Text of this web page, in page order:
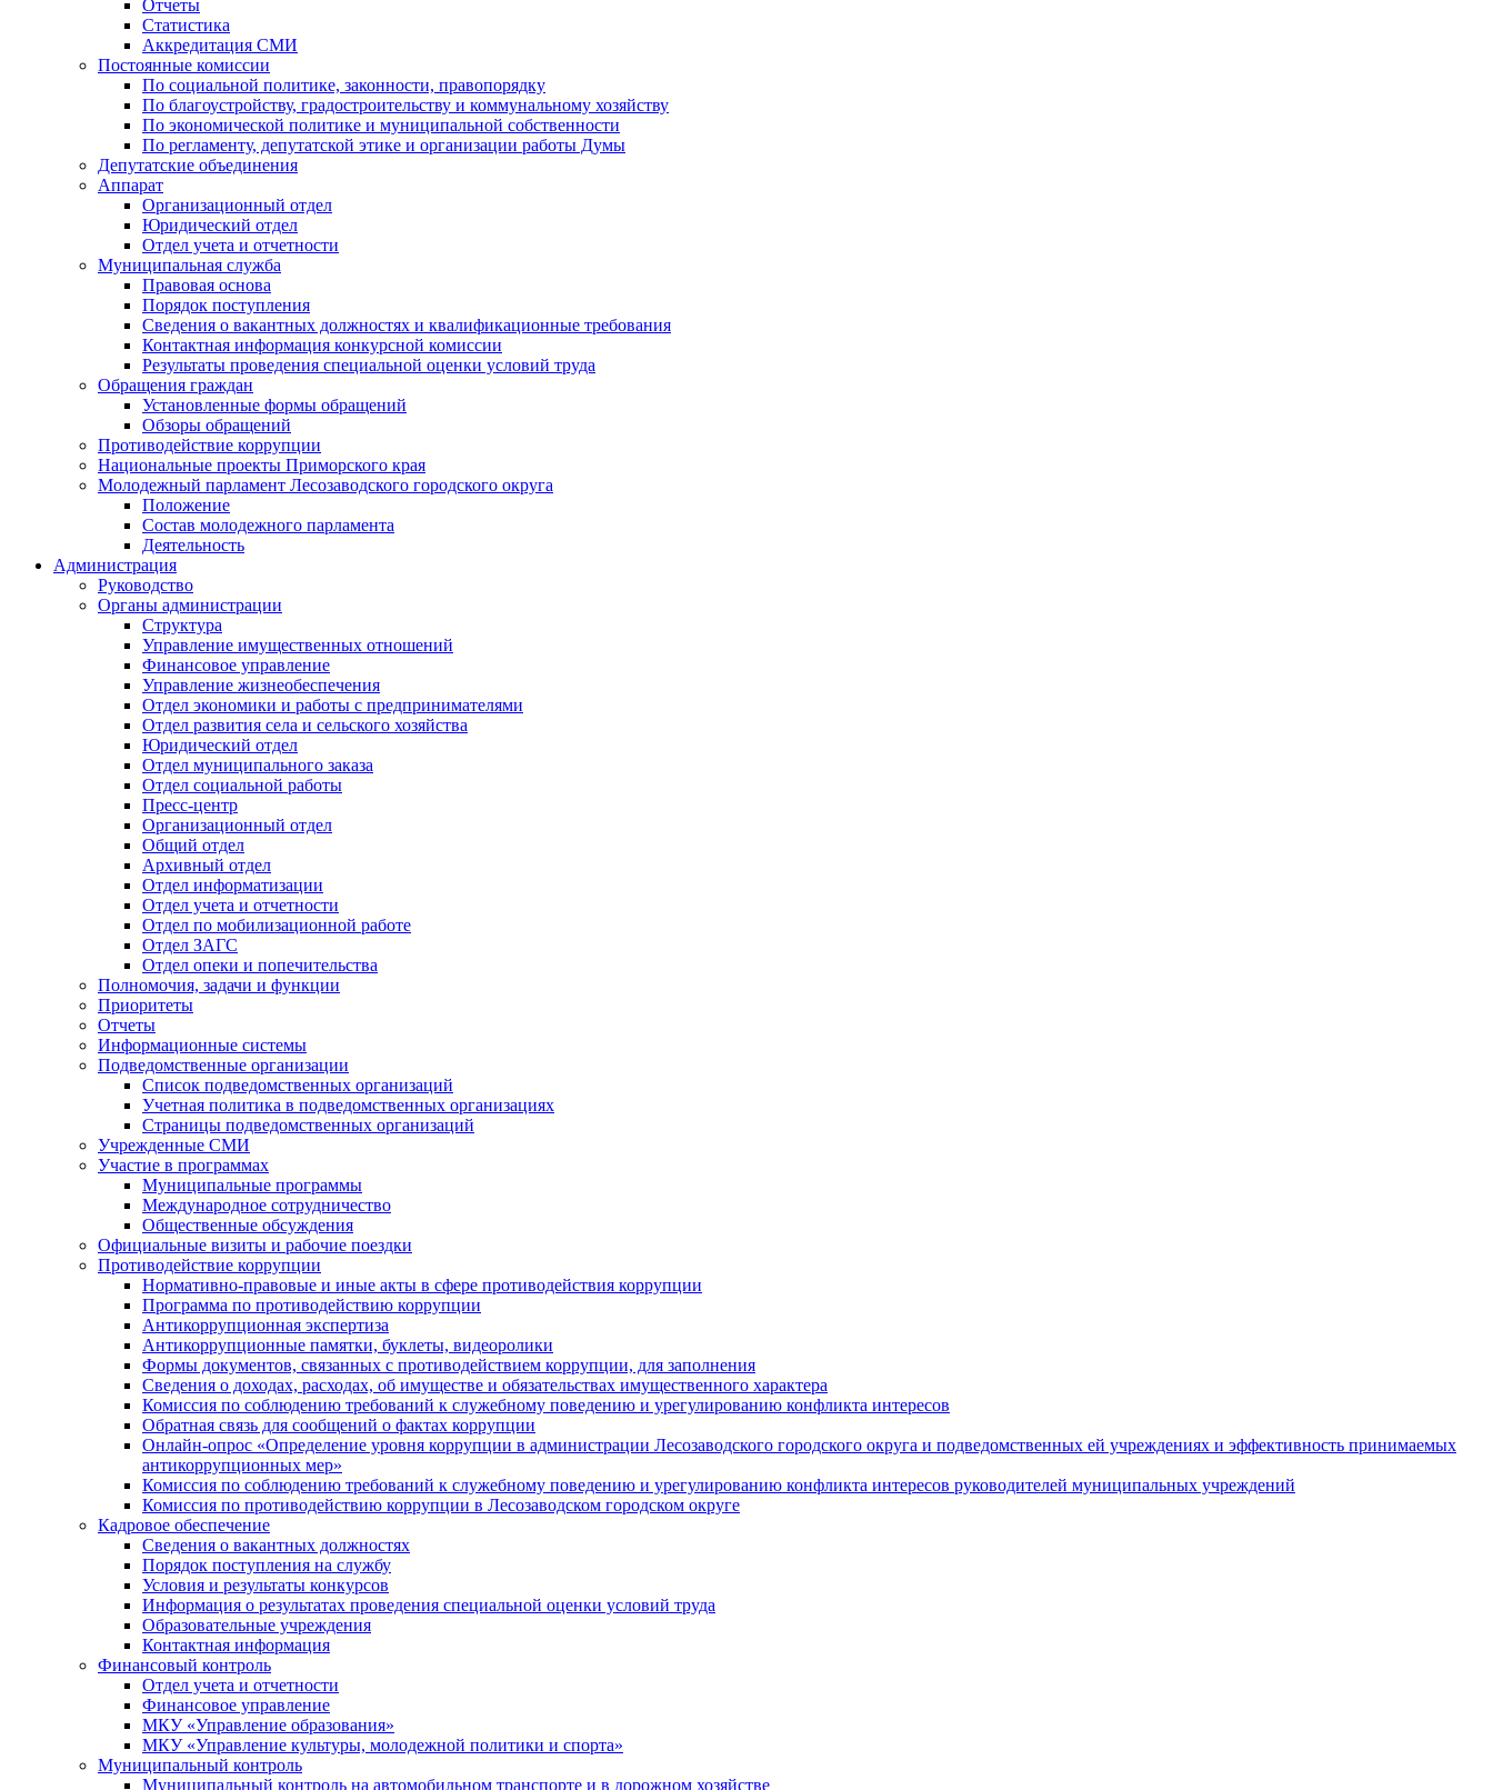
Отчеты
Статистика
Аккредитация СМИ
Постоянные комиссии
По социальной политике, законности, правопорядку
По благоустройству, градостроительству и коммунальному хозяйству
По экономической политике и муниципальной собственности
По регламенту, депутатской этике и организации работы Думы
Депутатские объединения
Аппарат
Организационный отдел
Юридический отдел
Отдел учета и отчетности
Муниципальная служба
Правовая основа
Порядок поступления
Сведения о вакантных должностях и квалификационные требования
Контактная информация конкурсной комиссии
Результаты проведения специальной оценки условий труда
Обращения граждан
Установленные формы обращений
Обзоры обращений
Противодействие коррупции
Национальные проекты Приморского края
Молодежный парламент Лесозаводского городского округа
Положение
Состав молодежного парламента
Деятельность
Администрация
Руководство
Органы администрации
Структура
Управление имущественных отношений
Финансовое управление
Управление жизнеобеспечения
Отдел экономики и работы с предпринимателями
Отдел развития села и сельского хозяйства
Юридический отдел
Отдел муниципального заказа
Отдел социальной работы
Пресс-центр
Организационный отдел
Общий отдел
Архивный отдел
Отдел информатизации
Отдел учета и отчетности
Отдел по мобилизационной работе
Отдел ЗАГС
Отдел опеки и попечительства
Полномочия, задачи и функции
Приоритеты
Отчеты
Информационные системы
Подведомственные организации
Список подведомственных организаций
Учетная политика в подведомственных организациях
Страницы подведомственных организаций
Учрежденные СМИ
Участие в программах
Муниципальные программы
Международное сотрудничество
Общественные обсуждения
Официальные визиты и рабочие поездки
Противодействие коррупции
Нормативно-правовые и иные акты в сфере противодействия коррупции
Программа по противодействию коррупции
Антикоррупционная экспертиза
Антикоррупционные памятки, буклеты, видеоролики
Формы документов, связанных с противодействием коррупции, для заполнения
Сведения о доходах, расходах, об имуществе и обязательствах имущественного характера
Комиссия по соблюдению требований к служебному поведению и урегулированию конфликта интересов
Обратная связь для сообщений о фактах коррупции
Онлайн-опрос «Определение уровня коррупции в администрации Лесозаводского городского округа и подведомственных ей учреждениях и эффективность принимаемых
антикоррупционных мер»
Комиссия по соблюдению требований к служебному поведению и урегулированию конфликта интересов руководителей муниципальных учреждений
Комиссия по противодействию коррупции в Лесозаводском городском округе
Кадровое обеспечение
Сведения о вакантных должностях
Порядок поступления на службу
Условия и результаты конкурсов
Информация о результатах проведения специальной оценки условий труда
Образовательные учреждения
Контактная информация
Финансовый контроль
Отдел учета и отчетности
Финансовое управление
МКУ «Управление образования»
МКУ «Управление культуры, молодежной политики и спорта»
Муниципальный контроль
Муниципальный контроль на автомобильном транспорте и в дорожном хозяйстве